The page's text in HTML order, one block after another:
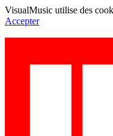
VisualMusic utilise des
Accepter